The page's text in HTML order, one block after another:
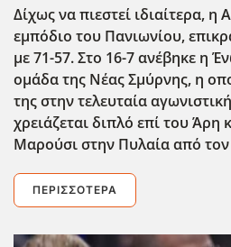
Δίχως να πιεστεί ιδιαίτερα, η
εμπόδιο του Πανιωνίου,
με 71-57. Στο 16-7 ανέβηκε η
ομάδα της Νέας Σμύρνης, η
της στην τελευταία
χρειάζεται διπλό επί του Άρη
Μαρούσι στην Πυλαία από
ΠΕΡΙΣΣΌΤΕΡΑ